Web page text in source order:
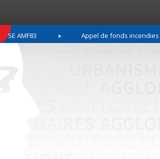
Appel de fonds incendies de